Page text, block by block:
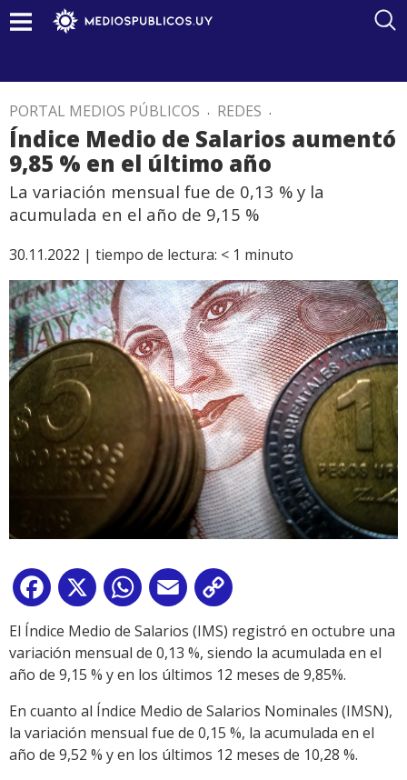
PORTAL MEDIOS PÚBLICOS . REDES .
Índice Medio de Salarios aumentó
9,85 % en el último año
La variación mensual fue de 0,13 % y la
acumulada en el año de 9,15 %
30.11.2022 | tiempo de lectura: < 1 minuto
Facebook
X WhatsApp
Email
Link
El Índice Medio de Salarios (IMS) registró en octubre una
variación mensual de 0,13 %, siendo la acumulada en el
año de 9,15 % y en los últimos 12 meses de 9,85%.
En cuanto al Índice Medio de Salarios Nominales (IMSN),
la variación mensual fue de 0,15 %, la acumulada en el
año de 9,52 % y en los últimos 12 meses de 10,28 %.